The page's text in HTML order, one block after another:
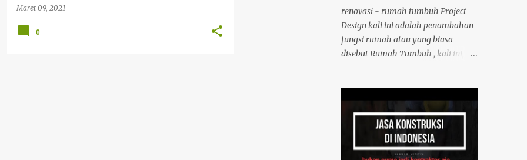
Maret 09, 2021
0
klik disini DOWNLOAD DENAH DAN
POTONGAN BAK KONTROL KLIK
DISINI DOWNLOAD CARA
DOWNLOAD cara dowload aplikasi:
KLIK IM NOT ROBOT 5. DOWNLOAD
FILE YANG DIINGINKAN
_____________________________
renovasi - rumah tumbuh Project
Design kali ini adalah penambahan
fungsi rumah atau yang biasa
disebut Rumah Tumbuh , kali ini,
rumah, dengan kebutuhan dua
lantai, karena untuk meneruskan
lantai eksisting yang sudah ada atap
dak tapi belum ada fungsi ruang,